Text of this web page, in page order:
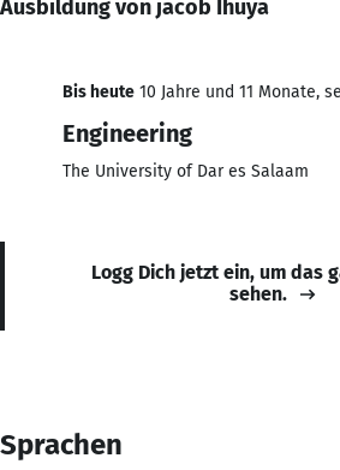
Ausbildung von jacob Ihuya
Bis heute 10 Jahre und 11 Monate,
Engineering
The University of Dar es Salaam
Logg Dich jetzt ein, um das
sehen.
Sprachen